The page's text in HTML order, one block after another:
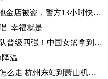
“我的金店被人偷了！”江西一地金店被盗，警方13小时快速侦破 每日看点
_幸福就是
世界快看点丨亚洲杯击败韩国队晋级四强！中国女篮拿到世界杯及奥运资格赛席位
降温
从杭州东站到萧山机场坐地铁怎么走 杭州东站到萧山机场有地铁 环球要闻